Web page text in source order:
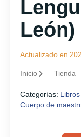
León)
Actualizado en
Inicio Tienda
Categorías:
Cuerpo de